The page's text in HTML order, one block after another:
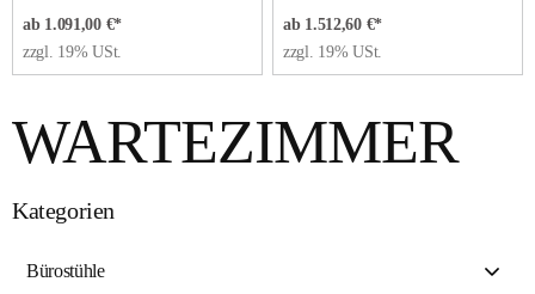
Kategorien
Bürostühle
WARTEZIMMER
ab 1.091,00 €*
zzgl. 19% USt.
ab 1.512,60 €*
zzgl. 19% USt.